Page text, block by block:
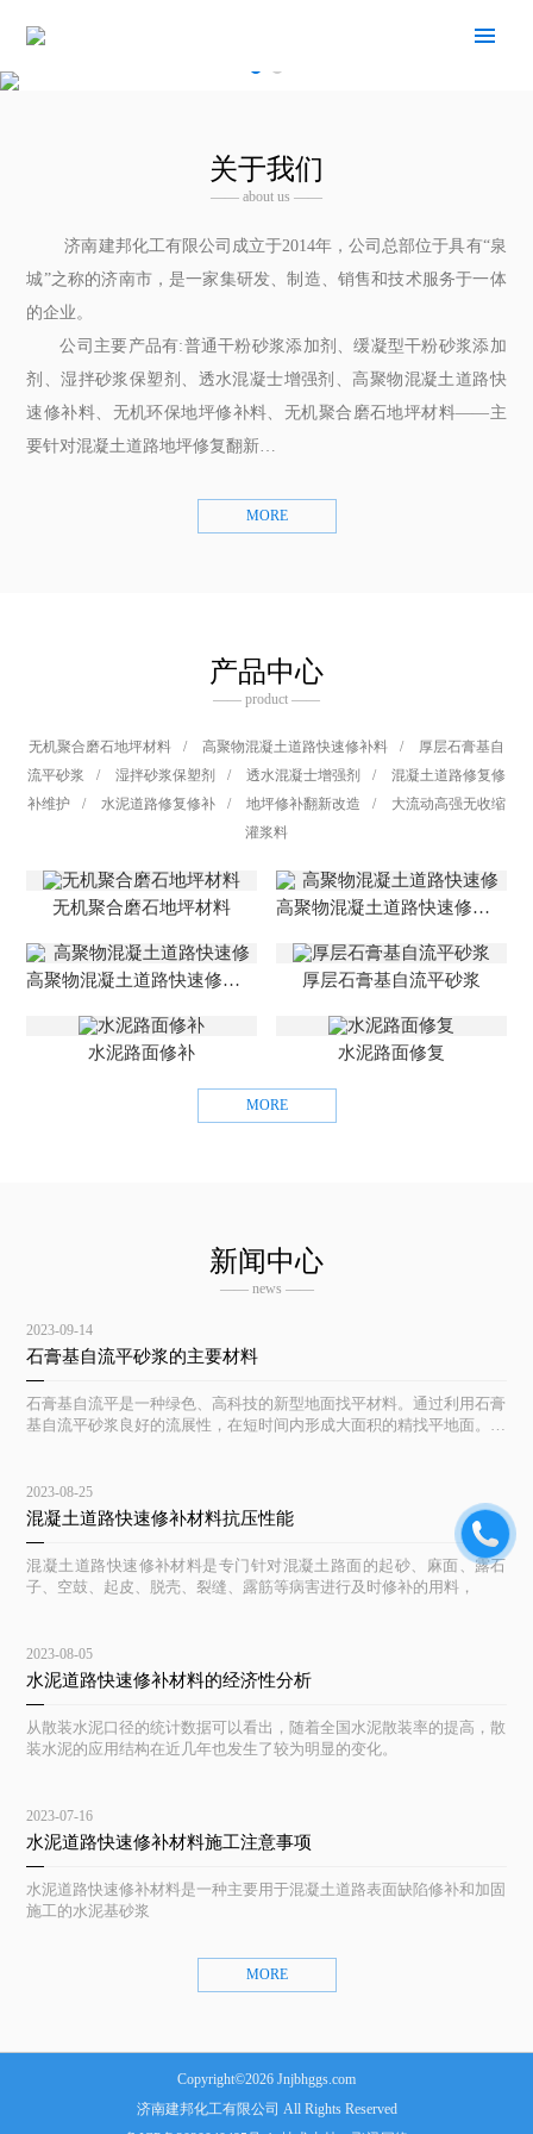
关于我们
—— about us ——
济南建邦化工有限公司成立于2014年，公司总部位于具有“泉
城”之称的济南市，是一家集研发、制造、销售和技术服务于一体
的企业。
公司主要产品有:普通干粉砂浆添加剂、缓凝型干粉砂浆添加
剂、湿拌砂浆保塑剂、透水混凝士增强剂、高聚物混凝土道路快
速修补料、无机环保地坪修补料、无机聚合磨石地坪材料——主
要针对混凝土道路地坪修复翻新…
MORE
产品中心
—— product ——
无机聚合磨石地坪材料 / 高聚物混凝土道路快速修补料 /
厚层石膏基自
流平砂浆
/ 湿拌砂浆保塑剂 / 透水混凝士增强剂 /
混凝土道路修复修
补维护
/ 水泥道路修复修补 / 地坪修补翻新改造 /
大流动高强无收缩
灌浆料
无机聚合磨石地坪材料 高聚物混凝土道路快速修补料
高聚物混凝土道路快速修补料 厚层石膏基自流平砂浆
水泥路面修补 水泥路面修复
MORE
新闻中心
—— news ——
2023-09-14
石膏基自流平砂浆的主要材料
石膏基自流平是一种绿色、高科技的新型地面找平材料。通过利用石膏
基自流平砂浆良好的流展性，在短时间内形成大面积的精找平地面。具
2023-08-25
混凝土道路快速修补材料抗压性能
混凝土道路快速修补材料是专门针对混凝土路面的起砂、麻面、露石
子、空鼓、起皮、脱壳、裂缝、露筋等病害进行及时修补的用料，
2023-08-05
水泥道路快速修补材料的经济性分析
从散装水泥口径的统计数据可以看出，随着全国水泥散装率的提高，散
装水泥的应用结构在近几年也发生了较为明显的变化。
2023-07-16
水泥道路快速修补材料施工注意事项
水泥道路快速修补材料是一种主要用于混凝土道路表面缺陷修补和加固
施工的水泥基砂浆
MORE
Copyright©2026 Jnjbhggs.com
济南建邦化工有限公司 All Rights Reserved